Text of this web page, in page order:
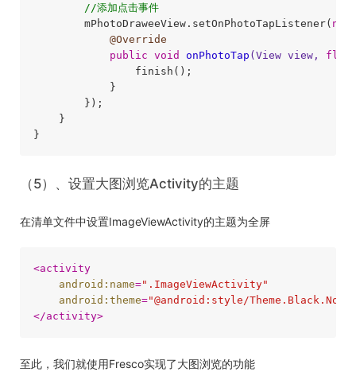
//添加点击事件
        mPhotoDraweeView.setOnPhotoTapListener(
new
@Override
public void onPhotoTap (View view,
                finish();
            }
        });
    }
（5）、设置大图浏览Activity的主题
在清单文件中设置ImageViewActivity的主题为全屏
<activity
android:name=".ImageViewActivity"
android:theme="@android:style/
</activity>
至此，我们就使用Fresco实现了大图浏览的功能